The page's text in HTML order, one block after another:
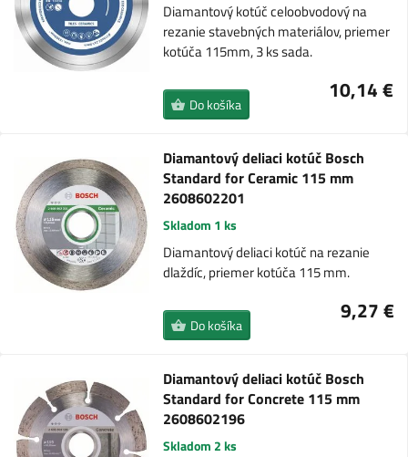
Diamantový kotúč celoobvodový na
rezanie stavebných materiálov, priemer
kotúča 115mm, 3 ks sada.
10,14 €
Do košíka
Diamantový deliaci kotúč Bosch
Standard for Ceramic 115 mm
2608602201
Skladom 1 ks
Diamantový deliaci kotúč na rezanie
dlaždíc, priemer kotúča 115 mm.
9,27 €
Do košíka
Diamantový deliaci kotúč Bosch
Standard for Concrete 115 mm
2608602196
Skladom 2 ks